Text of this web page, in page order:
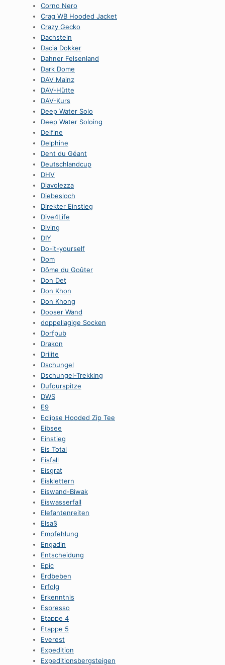
Corno Nero
Crag WB Hooded Jacket
Crazy Gecko
Dachstein
Dacia Dokker
Dahner Felsenland
Dark Dome
DAV Mainz
DAV-Hütte
DAV-Kurs
Deep Water Solo
Deep Water Soloing
Delfine
Delphine
Dent du Géant
Deutschlandcup
DHV
Diavolezza
Diebesloch
Direkter Einstieg
Dive4Life
Diving
DIY
Do-it-yourself
Dom
Dôme du Goûter
Don Det
Don Khon
Don Khong
Dooser Wand
doppellagige Socken
Dorfpub
Drakon
Drilite
Dschungel
Dschungel-Trekking
Dufourspitze
DWS
E9
Eclipse Hooded Zip Tee
Eibsee
Einstieg
Eis Total
Eisfall
Eisgrat
Eisklettern
Eiswand-Biwak
Eiswasserfall
Elefantenreiten
Elsaß
Empfehlung
Engadin
Entscheidung
Epic
Erdbeben
Erfolg
Erkenntnis
Espresso
Etappe 4
Etappe 5
Everest
Expedition
Expeditionsbergsteigen